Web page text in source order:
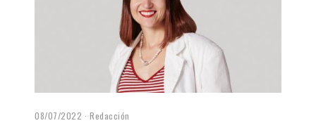
08/07/2022 Redacción